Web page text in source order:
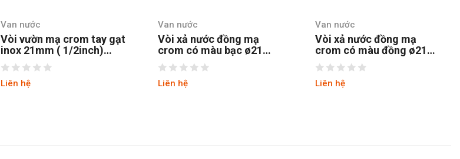
Van nước
Vòi vườn mạ crom tay gạt
inox 21mm ( 1/2inch)
TURA
Liên hệ
Van nước
Vòi xả nước đồng mạ
crom có màu bạc ø21
W034-1 Caesar
Liên hệ
Van nước
Vòi xả nước đồng mạ
crom có màu đồng ø21
W034 Caesar
Liên hệ